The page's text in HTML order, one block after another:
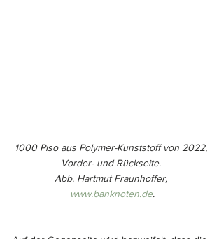
1000 Piso aus Polymer-Kunststoff von 2022,
Vorder- und Rückseite.
Abb. Hartmut Fraunhoffer,
www.banknoten.de.